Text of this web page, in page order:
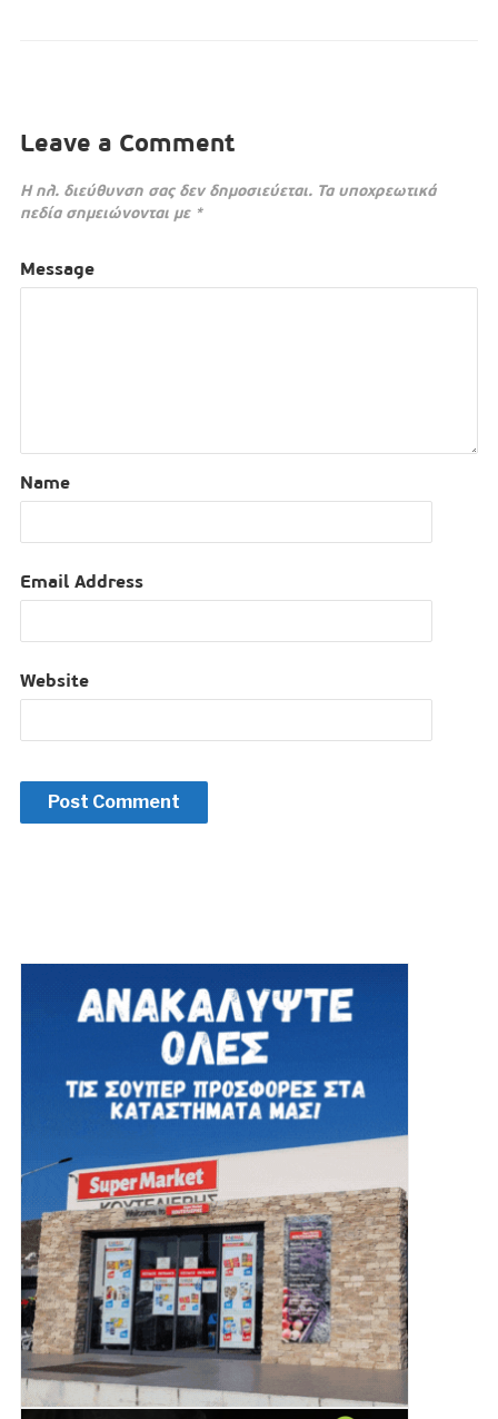
Leave a Comment
Η ηλ. διεύθυνση σας δεν δημοσιεύεται. Τα υποχρεωτικά
πεδία σημειώνονται με *
Message
Name
Email Address
Website